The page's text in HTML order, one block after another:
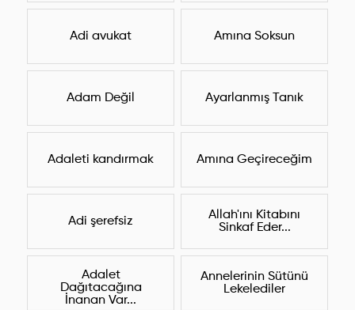
Adi avukat Amına Soksun
Adam Değil Ayarlanmış Tanık
Adaleti kandırmak Amına Geçireceğim
Adi şerefsiz
Allah'ını Kitabını
Sinkaf Eder...
Adalet
Dağıtacağına
İnanan Var...
Annelerinin Sütünü
Lekelediler